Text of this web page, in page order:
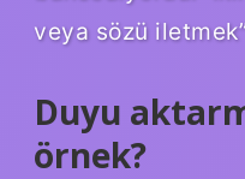
veya sözü
Duyu
örnek?